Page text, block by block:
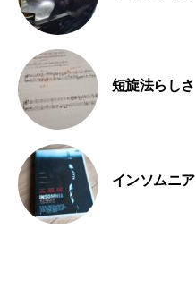
短旋法らしさ
インソムニア